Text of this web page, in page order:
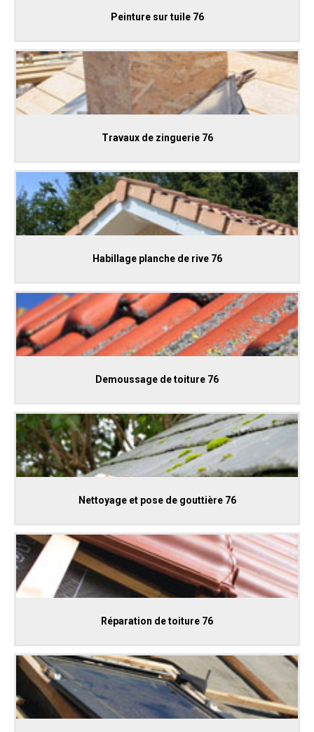
Peinture sur tuile 76
Travaux de zinguerie 76
Habillage planche de rive 76
Demoussage de toiture 76
Nettoyage et pose de gouttière 76
Réparation de toiture 76